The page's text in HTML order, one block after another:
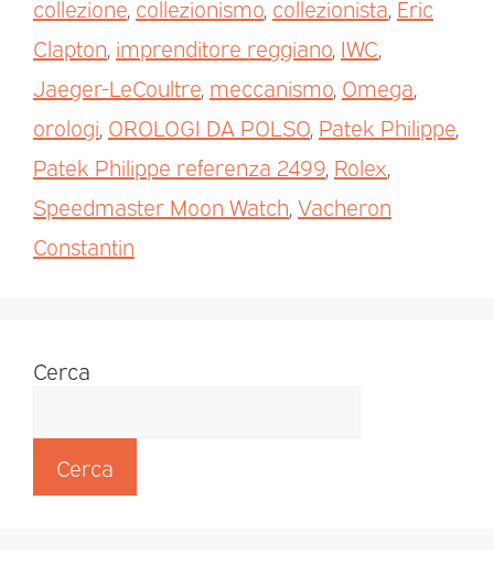
collezione collezionismo collezionista Eric
Clapton imprenditore reggiano IWC
Jaeger-LeCoultre meccanismo Omega
orologi OROLOGI DA POLSO Patek Philippe
Patek Philippe referenza 2499 Rolex
Speedmaster Moon Watch Vacheron
Constantin
Cerca
Cerca